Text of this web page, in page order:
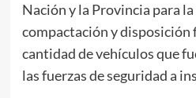
Nación y la Provincia para
compactación y disposición
cantidad de vehículos que
las fuerzas de seguridad a